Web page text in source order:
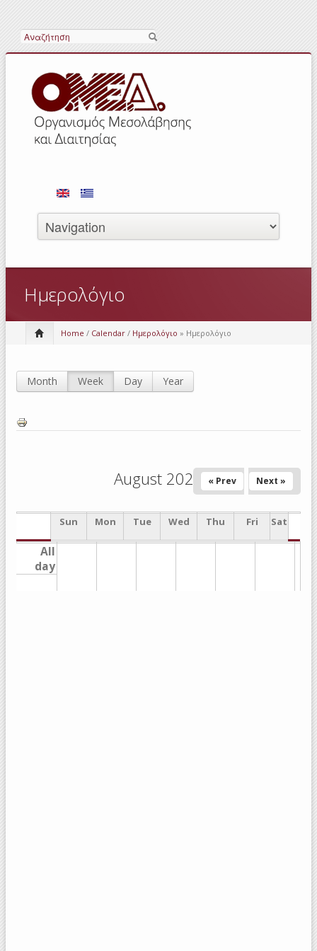
Search
Ημερολόγιο
Home / Calendar / Ημερολόγιο » Ημερολόγιο
Month Week (active tab)
Day Year
August 2026 « Prev Next »
Sun Mon Tue Wed Thu Fri Sat
All
day